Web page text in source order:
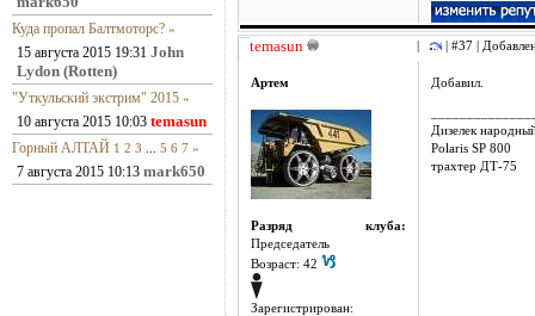
Куда пропал Балтмоторс? »
15 августа 2015 19:31 John
Lydon (Rotten)
"Уткульский экстрим" 2015 »
10 августа 2015 10:03 temasun
Горный АЛТАЙ 1 2 3 5 6 7 »
7 августа 2015 10:13 mark650
temasun | #37 |
Артем
Разряд клуба:
Председатель
Возраст: 42
Зарегистрирован:
Добавил.
Дизелек
Polaris SP 800
трахтер ДТ-75